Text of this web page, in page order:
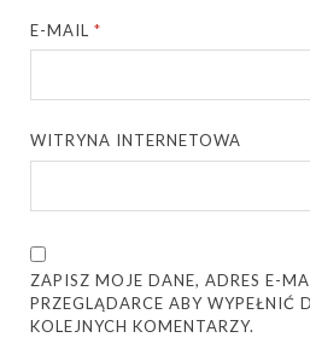
E-MAIL*
WITRYNA INTERNETOWA
ZAPISZ MOJE DANE, ADRES E-
PRZEGLĄDARCE ABY WYPEŁNIĆ
KOLEJNYCH KOMENTARZY.